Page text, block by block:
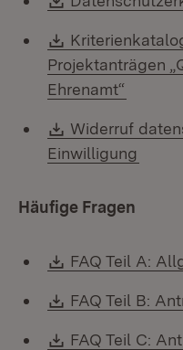
Download:
Projektanträgen
Ehrenamt“
Download:
Widerruf
Einwilligung
Häufige Fragen
Download:
FAQ Teil A:
Download:
FAQ Teil B:
Download:
FAQ Teil C: